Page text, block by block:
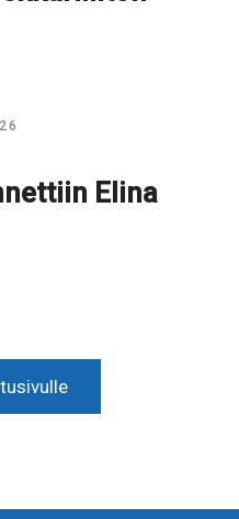
Elina